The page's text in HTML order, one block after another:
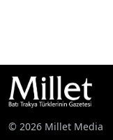
© 2026 Millet Media